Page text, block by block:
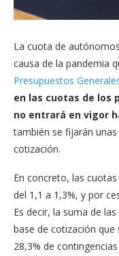
La cuota de
causa de la pandemia
Presupuestos
en las cuotas de los
no entrará en vigor
también se fijarán
cotización.
En concreto, las
del 1,1 a 1,3%, y por
Es decir, la suma de
base de cotización que
28,3% de